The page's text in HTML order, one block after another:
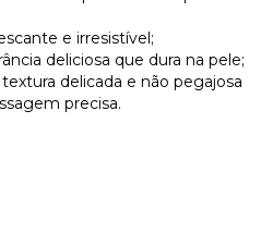
e irresistível;
deliciosa que dura na pele;
delicada e não pegajosa
precisa.